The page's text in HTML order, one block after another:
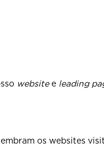
websitee leading
os websites